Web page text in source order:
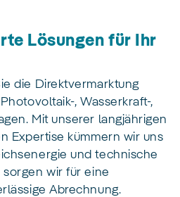
Lösungen für Ihr
die Direktvermarktung
, Wasserkraft-,
Mit unserer langjährigen
Expertise kümmern wir uns
und technische
wir für eine
Abrechnung.